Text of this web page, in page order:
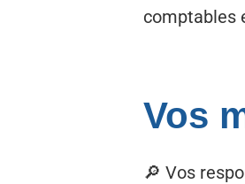
comptables
Vos
🔎 Vos